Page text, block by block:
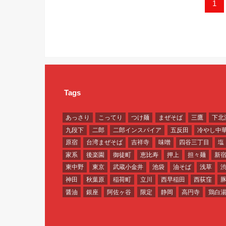
1
Tags
あっさり こってり つけ麺 まぜそば 三鷹
下北
九段下
二郎 二郎インスパイア 五反田
冷やし中
原宿
台湾まぜそば 吉祥寺 味噌 四谷三丁目
塩
家系
後楽園 御徒町 恵比寿 押上 担々麺
新
東中野
東京 武蔵小金井 池袋 油そば 浅草
神田
秋葉原 稲荷町 立川 西早稲田 西荻窪
醤油
銀座 阿佐ヶ谷 限定 静岡 高円寺 鶏白